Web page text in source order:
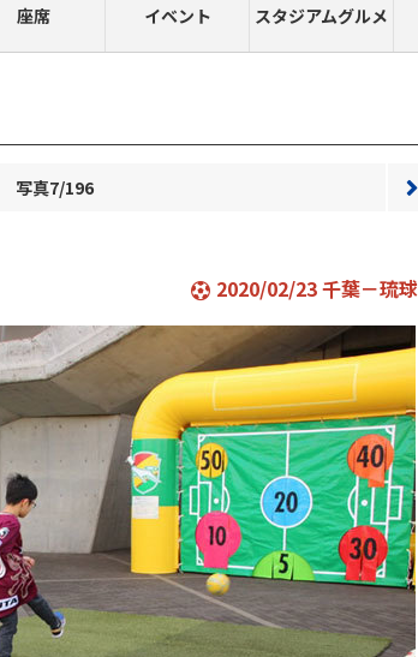
座席 イベント スタジアムグルメ
写真7/196
2020/02/23 千葉－琉球